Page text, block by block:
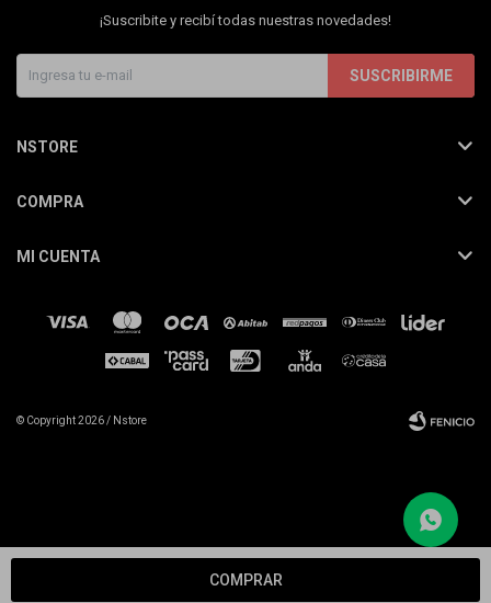
COMPRAR
¡Suscribite y recibí todas nuestras novedades!
SUSCRIBIRME
NSTORE
COMPRA
MI CUENTA
© Copyright 2026 / Nstore